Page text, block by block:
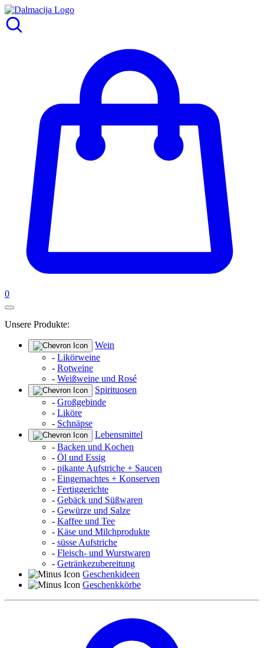
0
Unsere Produkte:
Wein
- Likörweine
- Rotweine
- Weißweine und Rosé
Spirituosen
- Großgebinde
- Liköre
- Schnäpse
Lebensmittel
- Backen und Kochen
- Öl und Essig
- pikante Aufstriche + Saucen
- Eingemachtes + Konserven
- Fertiggerichte
- Gebäck und Süßwaren
- Gewürze und Salze
- Kaffee und Tee
- Käse und Milchprodukte
- süsse Aufstriche
- Fleisch- und Wurstwaren
- Getränkezubereitung
Geschenkideen
Geschenkkörbe